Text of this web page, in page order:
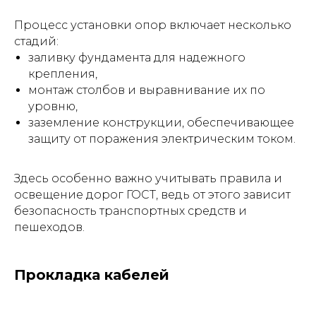
Процесс установки опор включает несколько
стадий:
заливку фундамента для надежного
крепления,
монтаж столбов и выравнивание их по
уровню,
заземление конструкции, обеспечивающее
защиту от поражения электрическим током.
Здесь особенно важно учитывать правила и
освещение дорог ГОСТ, ведь от этого зависит
безопасность транспортных средств и
пешеходов.
Прокладка кабелей